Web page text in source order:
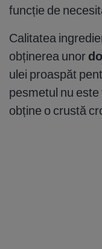
funcție de
Calitatea
obținerea unor
ulei proaspăt
pesmetul nu
obține o crustă